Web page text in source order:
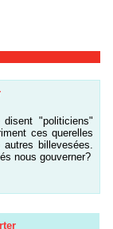
"politiciens"
ces querelles
billevesées.
nous gouverner?